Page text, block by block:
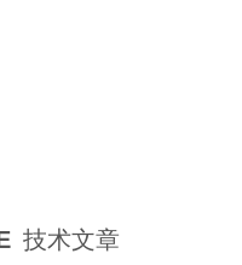
技术文章